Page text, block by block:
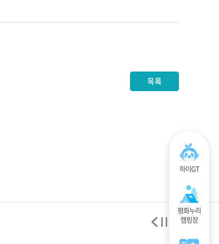
목록
하이GT
평화누리
캠핑장